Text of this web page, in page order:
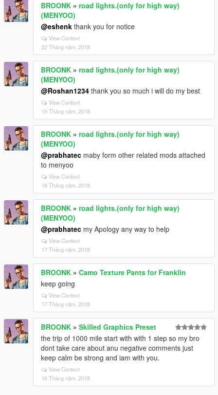
BROONK » road lights.(only for high way)
(MENYOO)
@eshenk thank you for notice
View Context
22 Tháng năm, 2018
BROONK » road lights.(only for high way)
(MENYOO)
@Roshan1234 thank you so much i will do my best
View Context
19 Tháng năm, 2018
BROONK » road lights.(only for high way)
(MENYOO)
@prabhatec maby form other related mods attached
to menyoo
View Context
18 Tháng năm, 2018
BROONK » road lights.(only for high way)
(MENYOO)
@prabhatec my Apology any way to help
View Context
17 Tháng năm, 2018
BROONK » Camo Texture Pants for Franklin
keep going
View Context
17 Tháng năm, 2018
BROONK » Skilled Graphics Preset
the trip of 1000 mile start with with 1 step so my bro
dont take care about anu negative comments just
keep calm be strong and iam with you.
View Context
16 Tháng năm, 2018